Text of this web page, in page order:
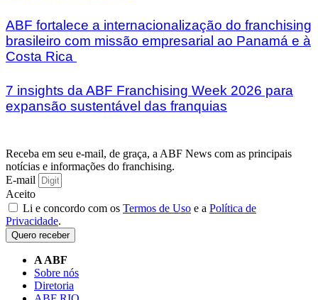
ABF fortalece a internacionalização do franchising
brasileiro com missão empresarial ao Panamá e à
Costa Rica
7 insights da ABF Franchising Week 2026 para
expansão sustentável das franquias
Receba em seu e-mail, de graça, a ABF News com as principais
notícias e informações do franchising.
E-mail
Aceito
Li e concordo com os Termos de Uso e a Política de
Privacidade.
Quero receber
A ABF
Sobre nós
Diretoria